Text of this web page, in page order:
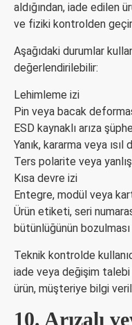
aldığından, iade edilen
ve fiziki kontrolden
Aşağıdaki durumlar
değerlendirilebilir:
Lehimleme izi
Pin veya bacak
ESD kaynaklı arıza
Yanık, kararma veya
Ters polarite veya
Kısa devre izi
Entegre, modül veya
Ürün etiketi, seri
bütünlüğünün bozulması
Teknik kontrolde
iade veya değişim
ürün, müşteriye bilgi
10. Arızalı